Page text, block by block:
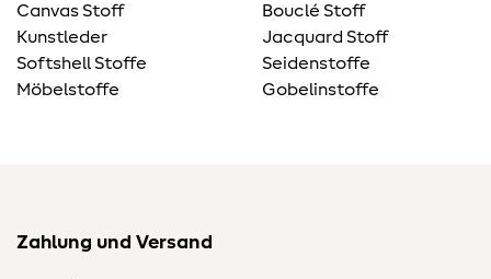
Canvas Stoff
Kunstleder
Softshell Stoffe
Möbelstoffe
Bouclé Stoff
Jacquard Stoff
Seidenstoffe
Gobelinstoffe
Zahlung und Versand